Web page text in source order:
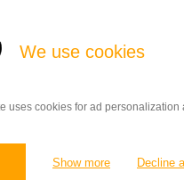
We use cookies
uses cookies for ad
Show more Decline
A CENU